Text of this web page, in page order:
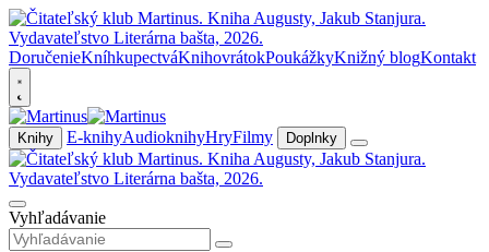
DoručenieKníhkupectváKnihovrátokPoukážkyKnižný blogKontakt
Knihy E-knihyAudioknihyHryFilmy Doplnky
Vyhľadávanie